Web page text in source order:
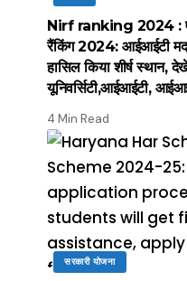
Nirf ranking 2024 :
रैंकिंग 2024: आईआईटी
हासिल किया शीर्ष स्थान,
यूनिवर्सिटी,आईआईटी,
4 Min Read
सरकारी योजना